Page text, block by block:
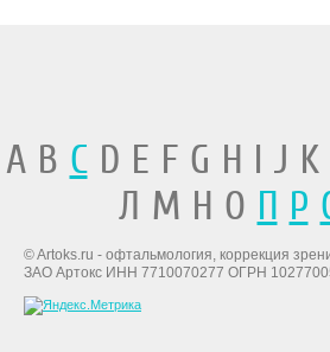
A B CD E F G H I J
Л М Н О П Р
© Artoks.ru - офтальмология, коррекция
ЗАО Артокс ИНН 7710070277 ОГРН